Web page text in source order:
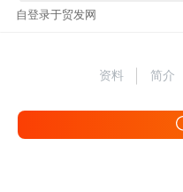
自登录于贸发网
资料 简介